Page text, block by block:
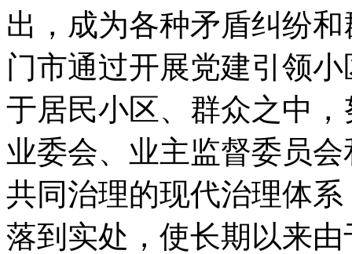
出，成为各种矛盾纠纷
门市通过开展党建引领
于居民小区、群众之中
业委会、业主监督委员
共同治理的现代治理体
落到实处，使长期以来